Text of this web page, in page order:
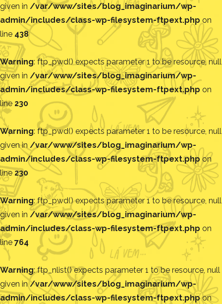
given in /var/www/sites/blog_imaginarium/wp-
admin/includes/class-wp-filesystem-ftpext.php on
line 438
Warning: ftp_pwd() expects parameter 1 to be resource, null
given in /var/www/sites/blog_imaginarium/wp-
admin/includes/class-wp-filesystem-ftpext.php on
line 230
Warning: ftp_pwd() expects parameter 1 to be resource, null
given in /var/www/sites/blog_imaginarium/wp-
admin/includes/class-wp-filesystem-ftpext.php on
line230
Warning: ftp_pwd() expects parameter 1 to be resource, null
given in /var/www/sites/blog_imaginarium/wp-
admin/includes/class-wp-filesystem-ftpext.php on
line 764
Warning: ftp_nlist() expects parameter 1 to be resource, null
given in/var/www/sites/blog_imaginarium/wp-
admin/includes/class-wp-filesystem-ftpext.phpon